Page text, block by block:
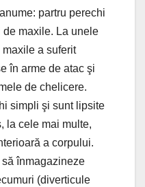
partru perechi
maxile. La unele
a suferit
în arme de atac şi
de chelicere.
simpli şi sunt lipsite
la cele mai multe,
a corpului.
înmagazineze
(diverticule